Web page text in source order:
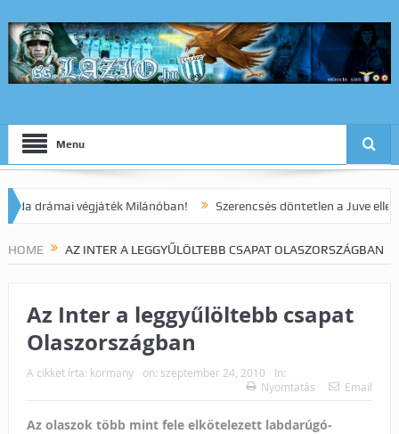
Menu
végjáték Milánóban! Szerencsés döntetlen a Juve elleni
HOME AZ INTER A LEGGYŰLÖLTEBB CSAPAT OLASZORSZÁGBAN
Az Inter a leggyűlöltebb csapat
Olaszországban
A cikket írta: kormany on: szeptember 24, 2010
In:
Nyomtatás
Email
Az olaszok több mint fele elkötelezett labdarúgó-